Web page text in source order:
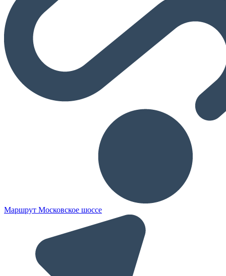
Маршрут Московское шоссе